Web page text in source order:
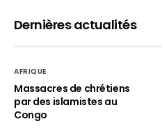
Dernières actualités
AFRIQUE
Massacres de chrétiens
par des islamistes au
Congo